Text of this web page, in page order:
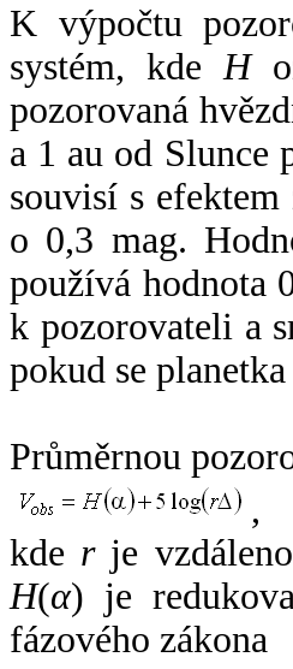
K výpočtu
systém, kde H
pozorovaná
a 1 au od
souvisí s
o 0,3 mag.
používá hodnota
k pozorovateli a
pokud se
Průměrnou
,
kde rje
H(α) je
fázového zákona